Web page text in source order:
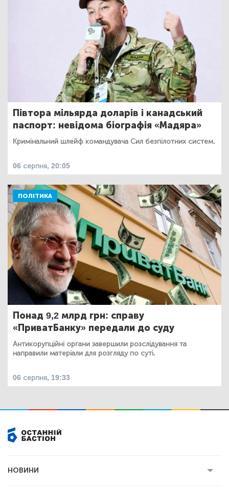
Півтора мільярда доларів і канадський
паспорт: невідома біографія «Мадяра»
Кримінальний шлейф командувача Сил безпілотних систем.
06 серпня, 20:05
ПОЛІТИКА
Понад 9,2 млрд грн: справу
«ПриватБанку» передали до суду
Антикорупційні органи завершили розслідування та
направили матеріали для розгляду по суті.
06 серпня, 19:33
НОВИНИ